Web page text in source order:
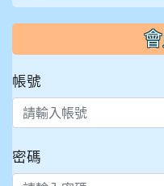
帳號
密碼